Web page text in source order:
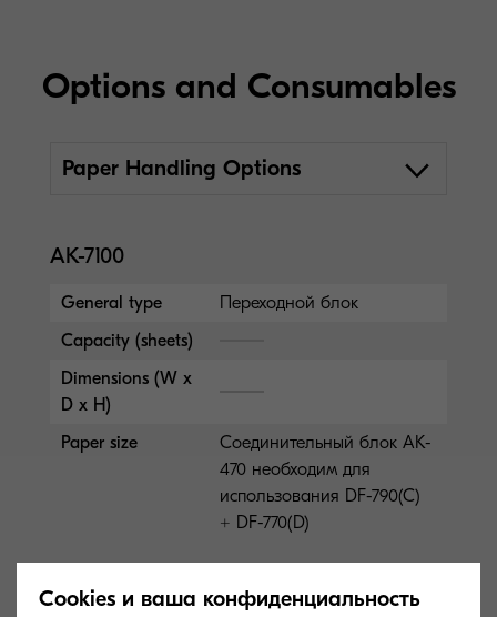
Options and Consumables
Paper Handling Options
AK-7100
General type
Переходной блок
Capacity (sheets)
Dimensions (W x
D x H)
Paper size
Соединительный блок AK-
470 необходим для
использования DF-790(C)
+ DF-770(D)
Banner Guide (10)
Cookies и ваша конфиденциальность